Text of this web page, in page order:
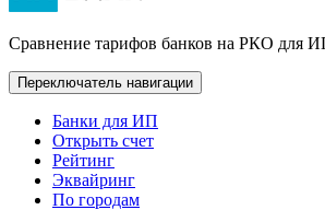
Сравнение тарифов банков на РКО для
Переключатель навигации
Банки для ИП
Открыть счет
Рейтинг
Эквайринг
По городам